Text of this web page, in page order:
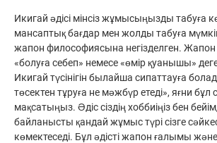
Икигай әдісі мінсіз жұмысыңызды табуға
мансаптық бағдар мен жолды табуға
жапон философиясына негізделген. Жапон
«болуға себеп» немесе «өмір қуанышы»
Икигай түсінігін былайша сипаттауға
төсектен тұруға не мәжбүр етеді», яғни бұл
мақсатыңыз. Әдіс сіздің хоббиіңіз бен
байланысты қандай жұмыс түрі сізге сәйкес
көмектеседі. Бұл әдісті жапон ғалымы